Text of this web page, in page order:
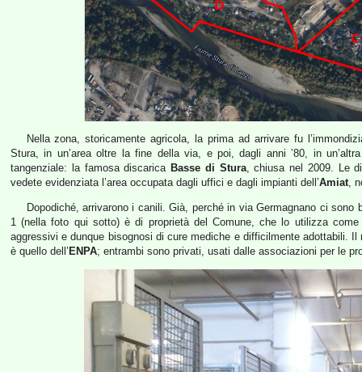
Nella zona, storicamente agricola, la prima ad arrivare fu
Stura, in un’area oltre la fine della via, e poi, dagli anni ’80, in
tangenziale: la famosa discarica Basse di Stura, chiusa nel 2009. Le
vedete evidenziata l’area occupata dagli uffici e dagli impianti dell’Amiat,
Dopodiché, arrivarono i canili. Già, perché in via Germagnano ci
1 (nella foto qui sotto) è di proprietà del Comune, che lo utilizza
aggressivi e dunque bisognosi di cure mediche e difficilmente adottabili.
è quello dell’ ENPA; entrambi sono privati, usati dalle associazioni per le